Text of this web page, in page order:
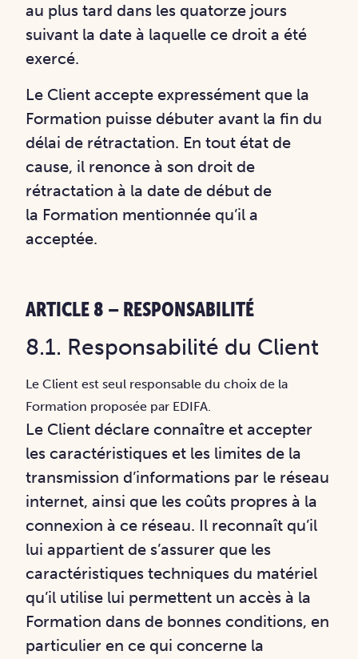
au plus tard dans les quatorze jours
suivant la date à laquelle ce droit a été
exercé.
Le Client accepte expressément que la
Formation puisse débuter avant la fin du
délai de rétractation. En tout état de
cause, il renonce à son droit de
rétractation à la date de début de
la Formation mentionnée qu’il a
acceptée.
ARTICLE 8 – RESPONSABILITÉ
8.1. Responsabilité du Client
Le Client est seul responsable du choix de la
Formation proposée par EDIFA.
Le Client déclare connaître et accepter
les caractéristiques et les limites de la
transmissiond’informations par le réseau
internet, ainsi que les coûts propres à la
connexion à ce réseau. Il reconnaît qu’il
lui appartient de s’assurer que les
caractéristiques techniques du matériel
qu’il utilise lui permettent un accès à la
Formation dans de bonnes conditions, en
particulier en cequi concerne la